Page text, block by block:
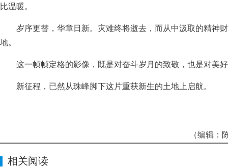
比温暖。
岁序更替，华章日新。灾难终将逝去，而从中汲取的精神
地。
这一帧帧定格的影像，既是对奋斗岁月的致敬，也是对美
新征程，已然从珠峰脚下这片重获新生的土地上启航。
（编辑：
相关阅读